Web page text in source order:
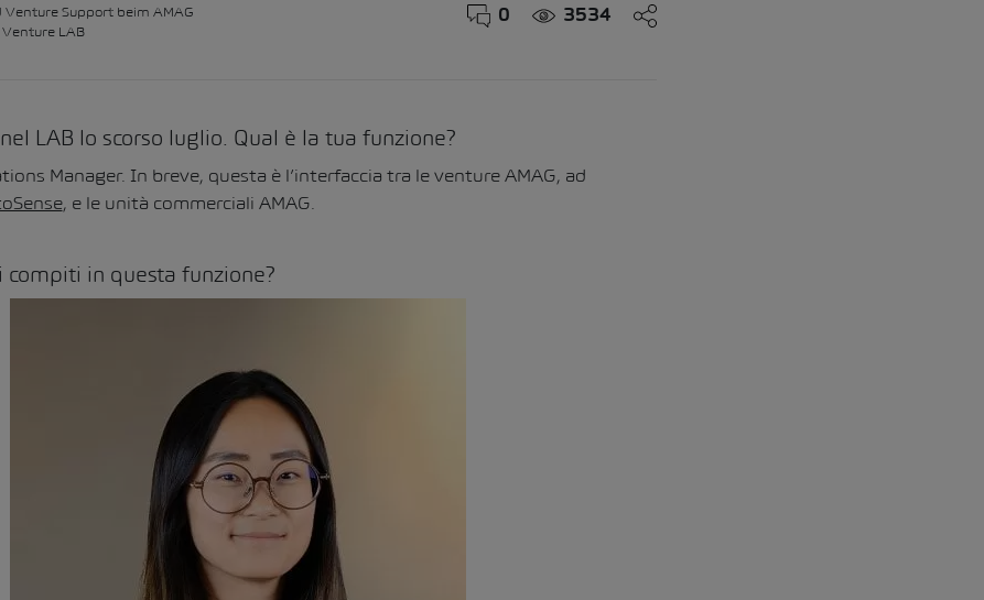
Venture Support beim AMAG
LAB
0 3534
LAB lo scorso luglio. Qual è la tua funzione?
Manager. In breve, questa è l’interfaccia tra le venture AMAG, ad
, e le unità commerciali AMAG.
compiti in questa funzione?